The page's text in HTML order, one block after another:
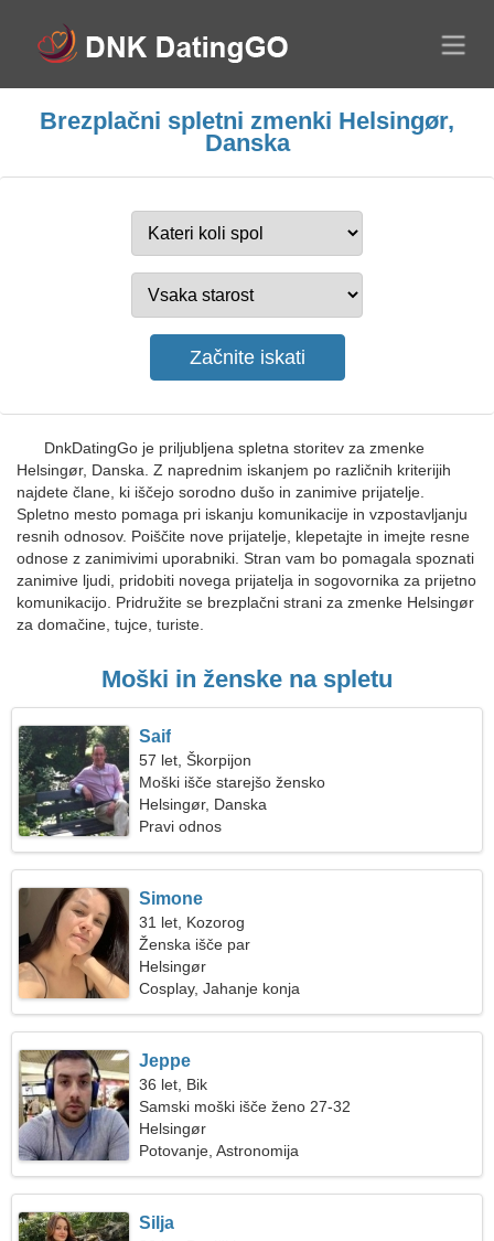
Brezplačni spletni zmenki Helsingør,
Danska
DnkDatingGo je priljubljena spletna storitev za zmenke
Helsingør, Danska. Z naprednim iskanjem po različnih kriterijih
najdete člane, ki iščejo sorodno dušo in zanimive prijatelje.
Spletno mesto pomaga pri iskanju komunikacije in vzpostavljanju
resnih odnosov. Poiščite nove prijatelje, klepetajte in imejte resne
odnose z zanimivimi uporabniki. Stran vam bo pomagala spoznati
zanimive ljudi, pridobiti novega prijatelja in sogovornika za prijetno
komunikacijo. Pridružite se brezplačni strani za zmenke Helsingør
za domačine, tujce, turiste.
Moški in ženske na spletu
Saif
57 let, Škorpijon
Moški išče starejšo žensko
Helsingør, Danska
Pravi odnos
Simone
31 let, Kozorog
Ženska išče par
Helsingør
Cosplay, Jahanje konja
Jeppe
36 let, Bik
Samski moški išče ženo 27-32
Helsingør
Potovanje, Astronomija
Silja